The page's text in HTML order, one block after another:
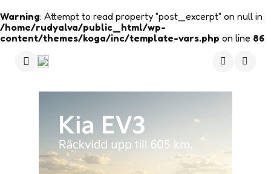
Warning: Attempt to read property "post_excerpt" on null in
/home/rudyalva/public_html/wp-
content/themes/koga/inc/template-vars.php on line 86